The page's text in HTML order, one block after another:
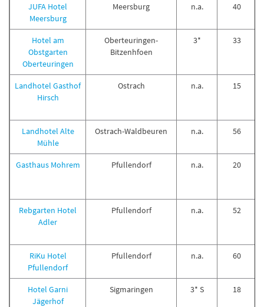
JUFA Hotel
Meersburg
Meersburg n.a. 40
Hotel am
Obstgarten
Oberteuringen
Oberteuringen-
Bitzenhfoen
3* 33
Landhotel Gasthof
Hirsch
Ostrach n.a. 15
Landhotel Alte
Mühle
Ostrach-Waldbeuren n.a. 56
Gasthaus Mohrem Pfullendorf n.a. 20
Rebgarten Hotel
Adler
Pfullendorf n.a. 52
RiKu Hotel
Pfullendorf
Pfullendorf n.a. 60
Hotel Garni
Jägerhof
Sigmaringen 3* S 18